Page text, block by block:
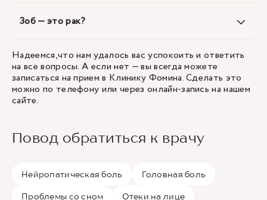
Зоб — это рак?
Надеемся,что нам удалось вас успокоить и ответить
на все вопросы. А если нет — вы всегда можете
записаться на прием в Клинику Фомина. Сделать это
можно по телефону или через онлайн-запись на нашем
сайте.
Повод обратиться к врачу
Нейропатическая боль Головная боль
Проблемы со сном Отеки на лице